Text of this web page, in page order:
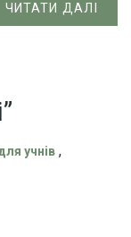
ЧИТАТИ ДАЛІ
учнів ,